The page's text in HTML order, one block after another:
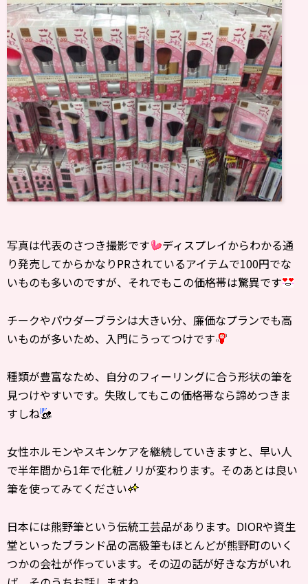
写真は代表のさつき撮影です
ディスプレイからわかる通
り発売してからかなりPRされているアイテムで100円でな
いものも多いのですが、それでもこの価格帯は驚異です
チークやパウダーブラシは大きい分、廉価なプランでも高
いものが多いため、入門にうってつけです
種類が豊富なため、自分のフィーリングに合う形状の筆を
見つけやすいです。失敗してもこの価格帯なら諦めつきま
すしね
女性ホルモンやスキンケアを継続していきますと、早い人
で半年間から1年で化粧ノリが変わります。そのあとは良い
筆を使ってみてください
日本には熊野筆という伝統工芸品があります。DIORや資生
堂といったブランド品の高級筆もほとんどが熊野町のいく
つかの会社が作っています。その辺の話が好きな方がいれ